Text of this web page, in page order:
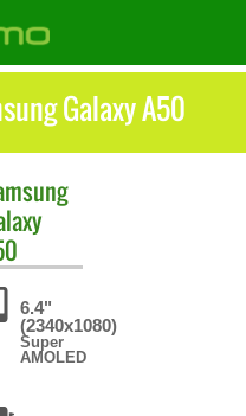
Galaxy A50
6.4"
(2340x1080)
Super
AMOLED